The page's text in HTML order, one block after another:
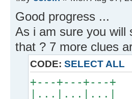
Good progress ...
As i am sure you will
that ? 7 more clues
CODE: SELECT ALL
+---+---+---+
|...|...|...|